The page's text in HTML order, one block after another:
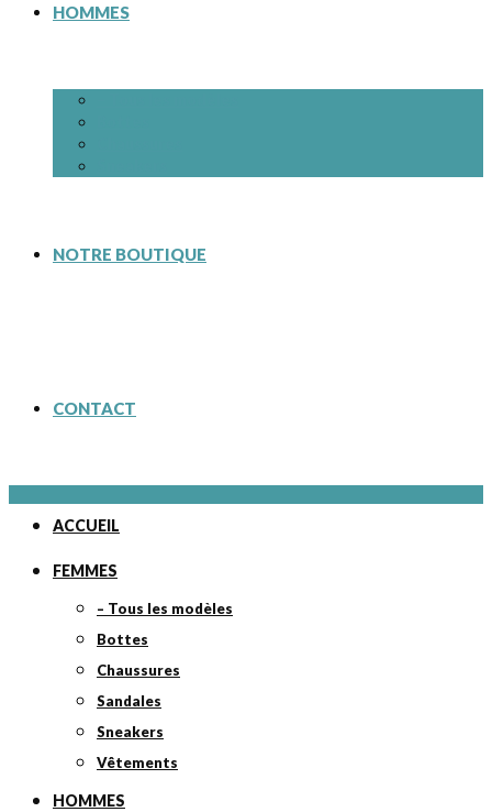
HOMMES
NOTRE BOUTIQUE
CONTACT
ACCUEIL
FEMMES
– Tous les modèles
Bottes
Chaussures
Sandales
Sneakers
Vêtements
HOMMES